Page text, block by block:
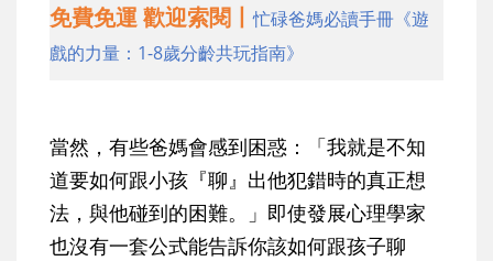
免費免運 歡迎索閱丨忙碌爸媽必讀手冊《遊
戲的力量：1-8歲分齡共玩指南》
當然，有些爸媽會感到困惑：「我就是不知
道要如何跟小孩『聊』出他犯錯時的真正想
法，與他碰到的困難。」即使發展心理學家
也沒有一套公式能告訴你該如何跟孩子聊